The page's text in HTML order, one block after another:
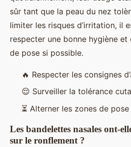
sûr tant que la peau du nez
limiter les risques d’irritation, il
respecter une bonne hygiène et
de pose si possible.
🔥 Respecter les consignes
😌 Surveiller la tolérance
⏳ Alterner les zones de
Les bandelettes nasales ont-
sur le ronflement ?